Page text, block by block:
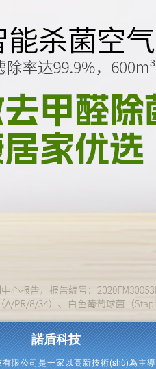
諾盾科技
有限公司是一家以高新技術(shù)為主導